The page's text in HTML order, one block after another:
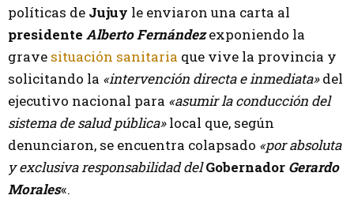
políticas de Jujuy le enviaron una carta al
presidente Alberto Fernández exponiendo la
grave situación sanitaria que vive la provincia y
solicitando la «intervención directa e inmediata»del
ejecutivo nacional para «asumir la conducción del
sistema de salud pública»local que, según
denunciaron, se encuentra colapsado «por absoluta
y exclusiva responsabilidad del Gobernador Gerardo
Morales«.